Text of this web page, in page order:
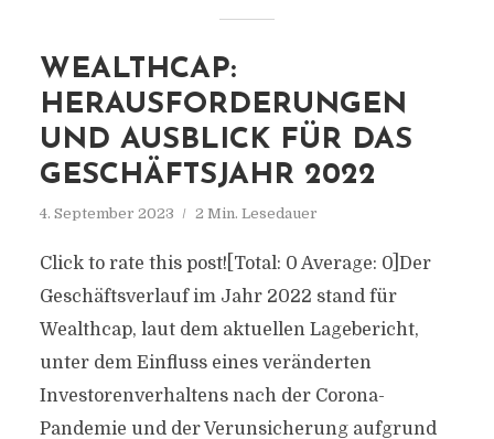
WEALTHCAP:
HERAUSFORDERUNGEN
UND AUSBLICK FÜR DAS
GESCHÄFTSJAHR 2022
4. September 2023 2 Min. Lesedauer
Click to rate this post![Total: 0 Average: 0]Der
Geschäftsverlauf im Jahr 2022 stand für
Wealthcap, laut dem aktuellen Lagebericht,
unter dem Einfluss eines veränderten
Investorenverhaltens nach der Corona-
Pandemie und der Verunsicherung aufgrund